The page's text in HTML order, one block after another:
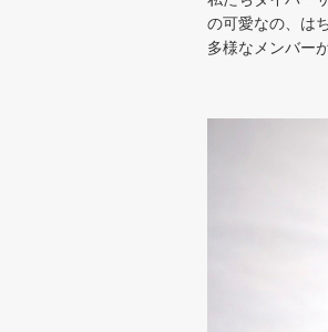
の可愛なの、は
多様なメンバー